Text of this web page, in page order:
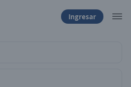
Ingresar